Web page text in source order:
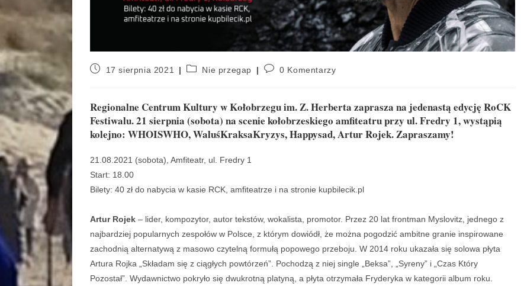
17 sierpnia 2021 Nie przegap 0 Komentarzy
Regionalne Centrum Kultury w Kołobrzegu im. Z. Herberta zaprasza na jedenastą edycję RoCK
Festiwalu. 21 sierpnia (sobota) na scenie kołobrzeskiego amfiteatru przy ul. Fredry 1, wystąpią
kolejno: WHOISWHO, WaluśKraksaKryzys, Happysad, Artur Rojek. Zapraszamy!
21.08.2021 (sobota), Amfiteatr, ul. Fredry 1
Start: 18.00
Bilety: 40 zł do nabycia w kasie RCK, amfiteatrze i na stronie kupbilecik.pl
Artur Rojek – lider, kompozytor, autor tekstów, wokalista, promotor. Przez 20 lat frontman Myslovitz, jednego z
najbardziej popularnych zespołów w Polsce, z którym dowiódł, że można pogodzić ambitne granie inspirowane
zachodnią alternatywą z masowo czytelną formułą popowego przeboju. W 2014 roku ukazała się solowa płyta
Artura Rojka „Składam się z ciągłych powtórzeń”. Pochodzą z niej single „Beksa”, „Syreny” i „Czas Który
Pozostał”. Wydawnictwo pokryło się dwukrotną platyną, a płyta otrzymała Fryderyka w kategorii album roku.